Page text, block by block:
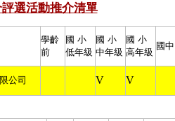
選活動推介清單
學齡
前
國 小
低年級
國 小
中年級
國 小
高年級
國中
公司 V V